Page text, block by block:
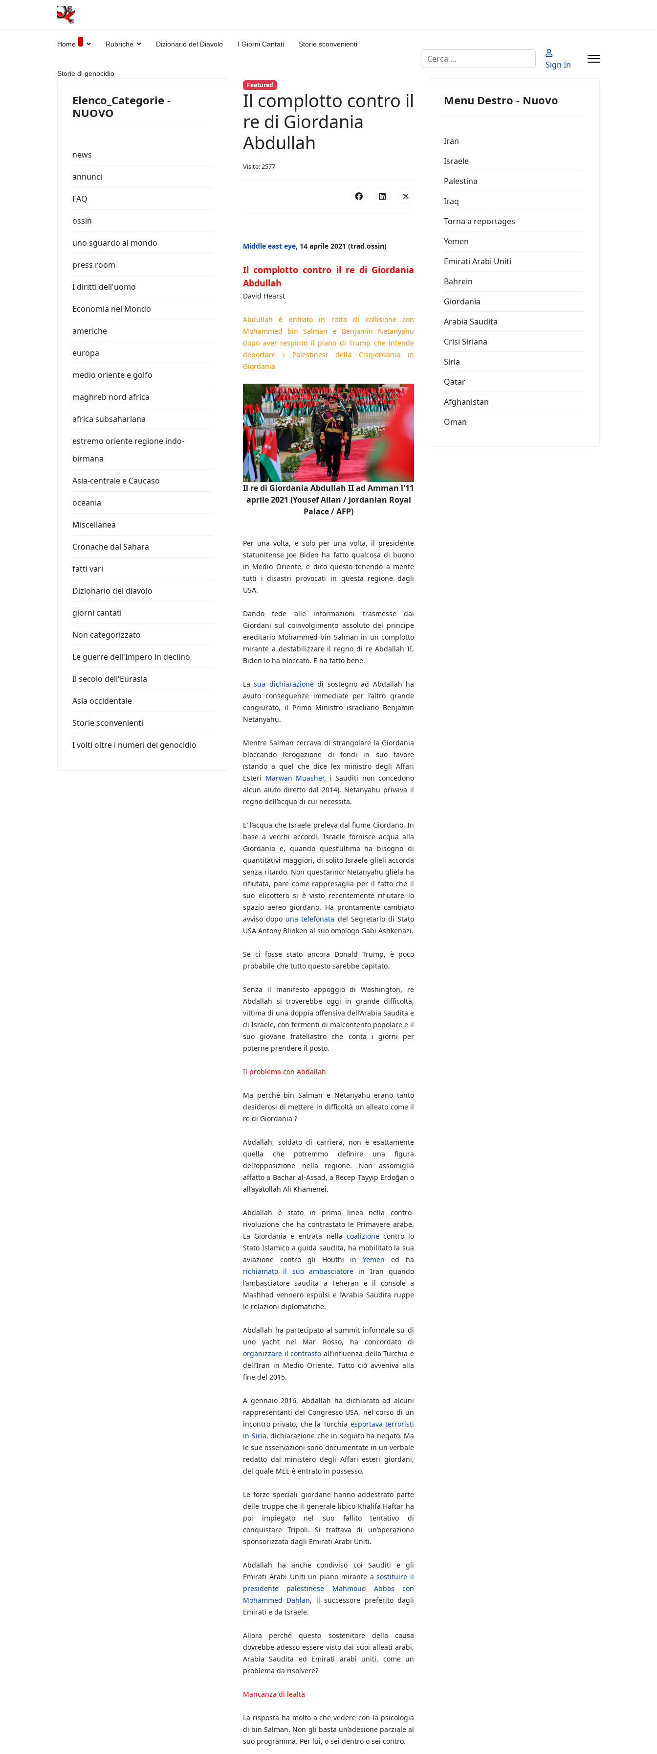
Home Rubriche Dizionario del Diavolo I Giorni Cantati Storie sconvenienti
Storie di genocidio
Cerca
Sign In
Elenco_Categorie -
NUOVO
news
annunci
FAQ
ossin
uno sguardo al mondo
press room
I diritti dell'uomo
Economia nel Mondo
americhe
europa
medio oriente e golfo
maghreb nord africa
africa subsahariana
estremo oriente regione indo-
birmana
Asia-centrale e Caucaso
oceania
Miscellanea
Cronache dal Sahara
fatti vari
Dizionario del diavolo
giorni cantati
Non categorizzato
Le guerre dell'Impero in declino
Il secolo dell'Eurasia
Asia occidentale
Storie sconvenienti
I volti oltre i numeri del genocidio
Featured
Il complotto contro il
re di Giordania
Abdullah
Visite: 2577
Middle east eye, 14 aprile 2021 (trad.ossin)
Il complotto contro il re di Giordania
Abdullah
David Hearst
Abdullah è entrato in rotta di collisione con
Mohammed bin Salman e Benjamin Netanyahu
dopo aver respinto il piano di Trump che intende
deportare i Palestinesi della Cisgiordania in
Giordania
Il re di Giordania Abdullah II ad Amman l'11
aprile 2021 (Yousef Allan / Jordanian Royal
Palace / AFP)
Per una volta, e solo per una volta, il presidente
statunitense Joe Biden ha fatto qualcosa di buono
in Medio Oriente, e dico questo tenendo a mente
tutti i disastri provocati in questa regione dagli
USA.
Dando fede alle informazioni trasmesse dai
Giordani sul coinvolgimento assoluto del principe
ereditario Mohammed bin Salman in un complotto
mirante a destabilizzare il regno di re Abdallah II,
Biden lo ha bloccato. E ha fatto bene.
Lasua dichiarazionedi sostegno ad Abdallah ha
avuto conseguenze immediate per l’altro grande
congiurato, il Primo Ministro israeliano Benjamin
Netanyahu.
Mentre Salman cercava di strangolare la Giordania
bloccando l’erogazione di fondi in suo favore
(stando a quel che dice l’ex ministro degli Affari
Esteri Marwan Muasher, i Sauditi non concedono
alcun aiuto diretto dal 2014), Netanyahu privava il
regno dell’acqua di cui necessita.
E’ l’acqua che Israele preleva dal fiume Giordano. In
base a vecchi accordi, Israele fornisce acqua alla
Giordania e, quando quest’ultima ha bisogno di
quantitativi maggiori, di solito Israele glieli accorda
senza ritardo. Non quest’anno: Netanyahu gliela ha
rifiutata, pare come rappresaglia per il fatto che il
suo elicottero si è visto recentemente rifiutare lo
spazio aereo giordano. Ha prontamente cambiato
avviso dopo una telefonata del Segretario di Stato
USA Antony Blinken al suo omologo Gabi Ashkenazi.
Se ci fosse stato ancora Donald Trump, è poco
probabile che tutto questo sarebbe capitato.
Senza il manifesto appoggio di Washington, re
Abdallah si troverebbe oggi in grande difficoltà,
vittima di una doppia offensiva dell’Arabia Saudita e
di Israele, con fermenti di malcontento popolare e il
suo giovane fratellastro che conta i giorni per
poterne prendere il posto.
Il problema con Abdallah
Ma perché bin Salman e Netanyahu erano tanto
desiderosi di mettere in difficoltà un alleato come il
re di Giordania ?
Abdallah, soldato di carriera, non è esattamente
quella che potremmo definire una figura
dell’opposizione nella regione. Non assomiglia
affatto a Bachar al-Assad, a Recep Tayyip Erdoğan o
all’ayatollah Ali Khamenei.
Abdallah è stato in prima linea nella contro-
rivoluzione che ha contrastato le Primavere arabe.
La Giordania è entrata nella coalizionecontro lo
Stato Islamico a guida saudita, ha mobilitato la sua
aviazione contro gli Houthi in Yemened ha
richiamato il suo ambasciatore in Iran quando
l’ambasciatore saudita a Teheran e il console a
Mashhad vennero espulsi e l’Arabia Saudita ruppe
le relazioni diplomatiche.
Abdallah ha partecipato al summit informale su di
uno yacht nel Mar Rosso, ha concordato di
organizzare il contrasto all’influenza della Turchia e
dell’Iran in Medio Oriente. Tutto ciò avveniva alla
fine del 2015.
A gennaio 2016, Abdallah ha dichiarato ad alcuni
rappresentanti del Congresso USA, nel corso di un
incontro privato, che la Turchia esportava terroristi
in Siria, dichiarazione che in seguito ha negato. Ma
le sue osservazioni sono documentate in un verbale
redatto dal ministero degli Affari esteri giordani,
del quale MEE è entrato in possesso.
Le forze speciali giordane hanno addestrato parte
delle truppe che il generale libico Khalifa Haftar ha
poi impiegato nel suo fallito tentativo di
conquistare Tripoli. Si trattava di un’operazione
sponsorizzata dagli Emirati Arabi Uniti.
Abdallah ha anche condiviso coi Sauditi e gli
Emirati Arabi Uniti un piano mirante asostituire il
presidente palestinese Mahmoud Abbas con
Mohammed Dahlan, il successore preferito dagli
Emirati e da Israele.
Allora perché questo sostenitore della causa
dovrebbe adesso essere visto dai suoi alleati arabi,
Arabia Saudita ed Emirati arabi uniti, come un
problema da risolvere?
Mancanza di lealtà
La risposta ha molto a che vedere con la psicologia
di bin Salman. Non gli basta un’adesione parziale al
suo programma. Per lui, o sei dentro o sei contro.
Menu Destro - Nuovo
Iran
Israele
Palestina
Iraq
Torna a reportages
Yemen
Emirati Arabi Uniti
Bahrein
Giordania
Arabia Saudita
Crisi Siriana
Siria
Qatar
Afghanistan
Oman